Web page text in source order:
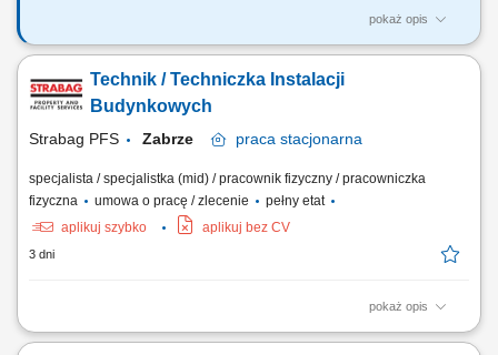
pokaż opis
Na tym stanowisku będziesz odpowiedzialny(-a) za: Wykonywanie
nieruchomości i zabezpieczanie miejsc awarii, w tym prace murarskie;
Wykonywanie prac mających na celu utrzymanie trenów zielonych;
Technik / Techniczka Instalacji
Budynkowych
Strabag PFS Zabrze praca stacjonarna
specjalista / specjalistka (mid) / pracownik fizyczny / pracowniczka
fizyczna
umowa o pracę / zlecenie
pełny etat
aplikuj szybko
aplikuj bez CV
3 dni
pokaż opis
Opis stanowiska Utrzymanie sprawności instalacji budynkowych: